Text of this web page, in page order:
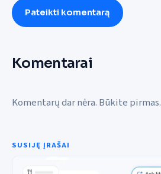
Pateikti komentarą
Komentarai
Komentarų dar nėra. Būkite pirmas.
SUSIJĘ ĮRAŠAI